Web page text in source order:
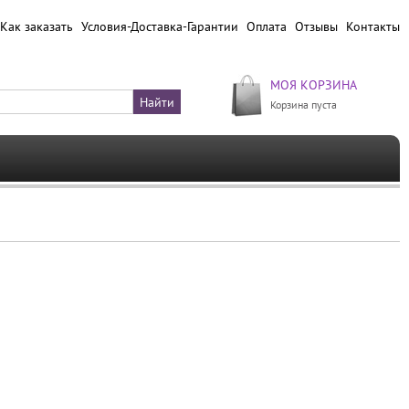
Как заказать Условия-Доставка-Гарантии Оплата Отзывы Контакты
МОЯ КОРЗИНА
Корзина пуста